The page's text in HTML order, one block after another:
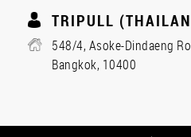
TRIPULL
548/4, Asoke-Dindaeng
Bangkok, 10400